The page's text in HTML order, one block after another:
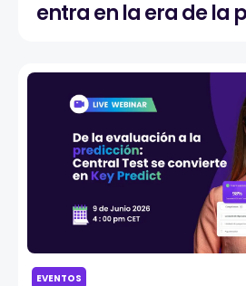
entra en la era de la
EVENTOS